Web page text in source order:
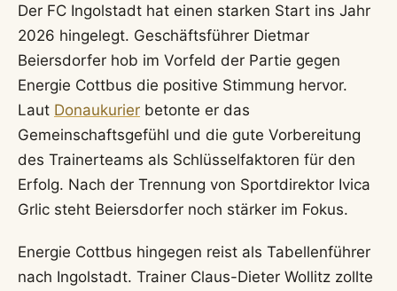
Der FC Ingolstadt hat einen starken Start ins Jahr
2026 hingelegt. Geschäftsführer Dietmar
Beiersdorfer hob im Vorfeld der Partie gegen
Energie Cottbus die positive Stimmung hervor.
Laut Donaukurier betonte er das
Gemeinschaftsgefühl und die gute Vorbereitung
des Trainerteams als Schlüsselfaktoren für den
Erfolg. Nach der Trennung von Sportdirektor Ivica
Grlic steht Beiersdorfer noch stärker im Fokus.
Energie Cottbus hingegen reist als Tabellenführer
nach Ingolstadt. Trainer Claus-Dieter Wollitz zollte